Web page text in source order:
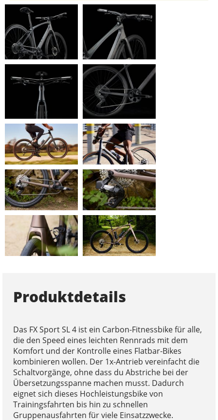
Produktdetails
Das FX Sport SL 4 ist ein Carbon-Fitnessbike für alle,
die den Speed eines leichten Rennrads mit dem
Komfort und der Kontrolle eines Flatbar-Bikes
kombinieren wollen. Der 1x-Antrieb vereinfacht die
Schaltvorgänge, ohne dass du Abstriche bei der
Übersetzungsspanne machen musst. Dadurch
eignet sich dieses Hochleistungsbike von
Trainingsfahrten bis hin zu schnellen
Gruppenausfahrten für viele Einsatzzwecke.